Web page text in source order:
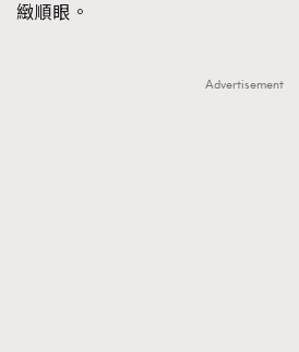
緻順眼。
Advertisement